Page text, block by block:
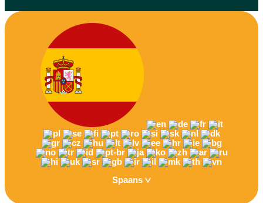
Spaans